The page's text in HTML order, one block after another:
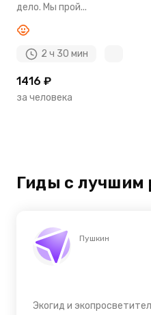
дело. Мы прой...
2 ч 30 мин
1416 ₽
за человека
Гиды с лучшим
Пушкин
Экогид и